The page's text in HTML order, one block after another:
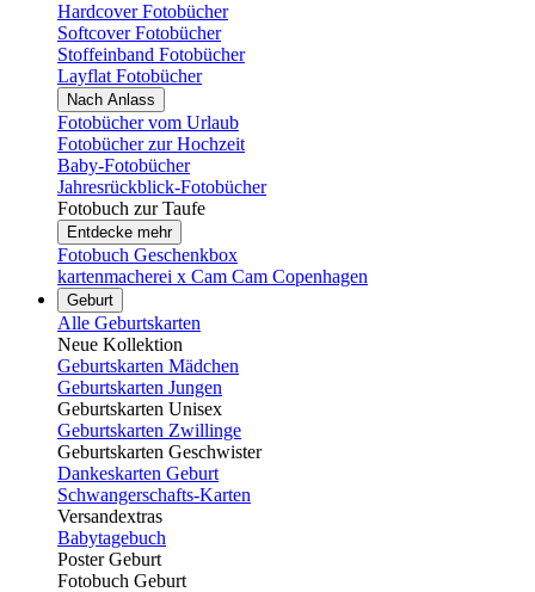
Hardcover Fotobücher
Softcover Fotobücher
Stoffeinband Fotobücher
Layflat Fotobücher
Nach Anlass
Fotobücher vom Urlaub
Fotobücher zur Hochzeit
Baby-Fotobücher
Jahresrückblick-Fotobücher
Fotobuch zur Taufe
Entdecke mehr
Fotobuch Geschenkbox
kartenmacherei x Cam Cam Copenhagen
Geburt
Alle Geburtskarten
Neue Kollektion
Geburtskarten Mädchen
Geburtskarten Jungen
Geburtskarten Unisex
Geburtskarten Zwillinge
Geburtskarten Geschwister
Dankeskarten Geburt
Schwangerschafts-Karten
Versandextras
Babytagebuch
Poster Geburt
Fotobuch Geburt